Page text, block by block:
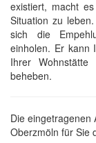
existiert, macht
Situation zu
sich die
einholen. Er kann
Ihrer
beheben.
Die eingetragenen
Oberzmöln für Sie